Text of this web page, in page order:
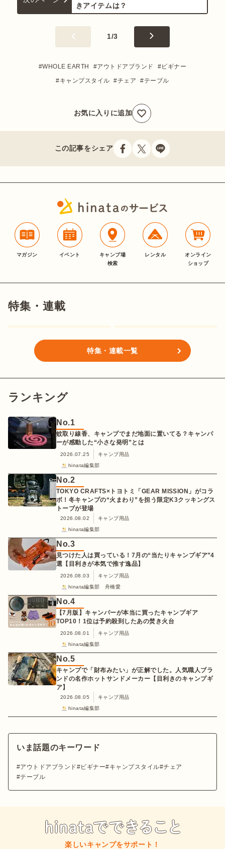
きアイテムは？
1/3
WHOLE EARTH アウトドアブランド
ビギナー
キャンプスタイル
チェア テーブル
お気に入りに追加
この記事をシェア
マガジン イベント
キャンプ場
検索
レンタル
オンライン
ショップ
特集・連載
特集・連載一覧
ランキング
No.1
蚊取り線香、キャンプでまだ地面に置いてる？キャンパ
ーが感動した“小さな発明”とは
2026.07.25
キャンプ用品
hinata編集部
No.2
TOKYO CRAFTS×トヨトミ「GEAR MISSION」がコラ
ボ！冬キャンプの“火まわり”を担う限定K3クッキングス
トーブが登場
2026.08.02
キャンプ用品
hinata編集部
No.3
見つけた人は買っている！7月の“当たりキャンプギア”4
選【目利きが本気で推す逸品】
2026.08.03
キャンプ用品
hinata編集部 舟橋愛
No.4
【7月版】キャンパーが本当に買ったキャンプギア
TOP10！1位は予約殺到したあの焚き火台
2026.08.01
キャンプ用品
hinata編集部
No.5
キャンプで「財布みたい」が正解でした。人気職人ブラ
ンドの名作ホットサンドメーカー【目利きのキャンプギ
ア】
2026.08.05
キャンプ用品
hinata編集部
いま話題のキーワード
アウトドアブランド ビギナー キャンプスタイル チェア
テーブル
楽しいキャンプをサポート！